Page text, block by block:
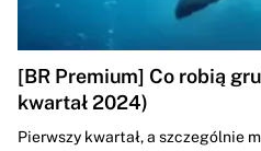
[BR Premium] Co robią
kwartał 2024)
Pierwszy kwartał, a szczególnie